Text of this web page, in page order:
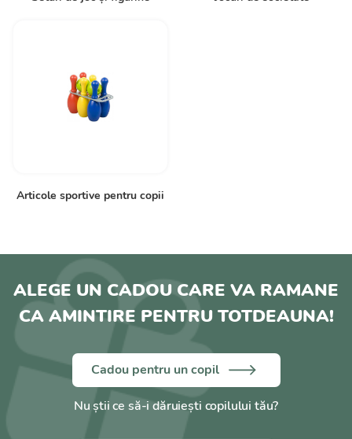
Articole sportive pentru copii
ALEGE UN CADOU CARE VA RAMANE
CA AMINTIRE PENTRU TOTDEAUNA!
Cadou pentru un copil
Nu știi ce să-i dăruiești copilului tău?